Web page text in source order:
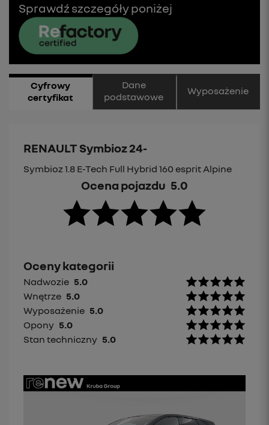
Sprawdź szczegóły poniżej
Cyfrowy
certyfikat
Dane
podstawowe
Wyposażenie
RENAULT Symbioz 24-
Symbioz 1.8 E-Tech Full Hybrid 160 esprit Alpine
Ocena pojazdu 5.0
Oceny kategorii
Nadwozie 5.0
Wnętrze 5.0
Wyposażenie 5.0
Opony 5.0
Stan techniczny 5.0